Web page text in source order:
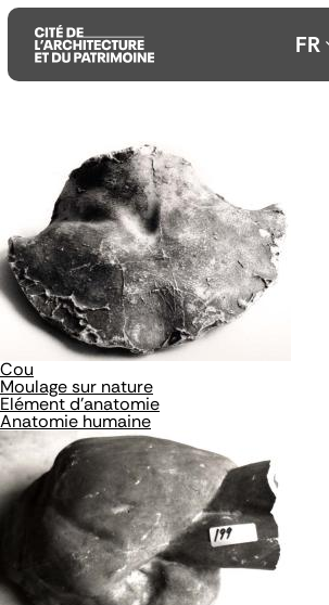
contenu
principal
principal
recherche
FR
Cou
Moulage sur nature
Elément d'anatomie
Anatomie humaine